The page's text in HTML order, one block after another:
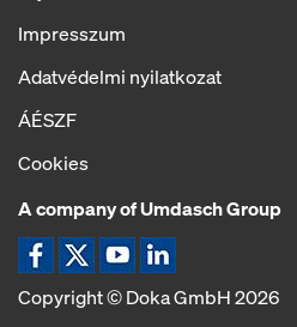
Impresszum
Adatvédelmi nyilatkozat
ÁÉSZF
Cookies
A company of Umdasch Group
Ikon Facebook
Ikon XIkon YouTube
Ikon LinkedIn
Copyright © Doka GmbH 2026